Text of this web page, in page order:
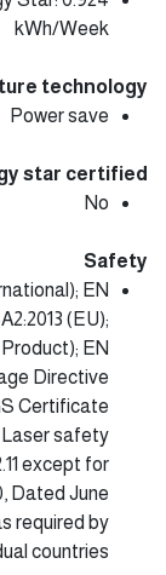
kWh/Week
technology
Power save
star certified
No
Safety
EN
(EU);
Product); EN
Directive
Certificate
Laser safety
except for
Dated June
required by
countries